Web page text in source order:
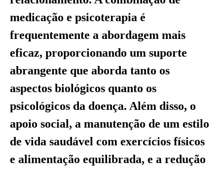
medicação e psicoterapia é
frequentemente a abordagem mais
eficaz, proporcionando um suporte
abrangente que aborda tanto os
aspectos biológicos quanto os
psicológicos da doença. Além disso, o
apoio social, a manutenção de um estilo
de vida saudável com exercícios físicos
e alimentação equilibrada, e a redução